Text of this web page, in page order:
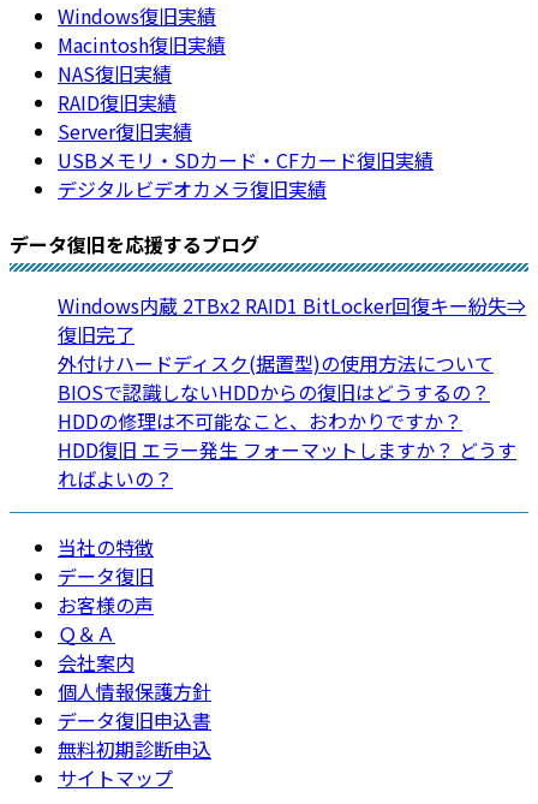
Windows復旧実績
Macintosh復旧実績
NAS復旧実績
RAID復旧実績
Server復旧実績
USBメモリ・SDカード・CFカード復旧実績
デジタルビデオカメラ復旧実績
データ復旧を応援するブログ
Windows内蔵 2TBx2 RAID1 BitLocker回復キー紛失⇒
復旧完了
外付けハードディスク(据置型)の使用方法について
BIOSで認識しないHDDからの復旧はどうするの？
HDDの修理は不可能なこと、おわかりですか？
HDD復旧 エラー発生 フォーマットしますか？ どうす
ればよいの？
当社の特徴
データ復旧
お客様の声
Ｑ＆Ａ
会社案内
個人情報保護方針
データ復旧申込書
無料初期診断申込
サイトマップ